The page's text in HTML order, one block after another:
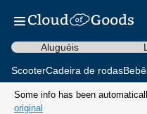
Aluguéis
ScooterCadeira de rodas
Some info has been
original